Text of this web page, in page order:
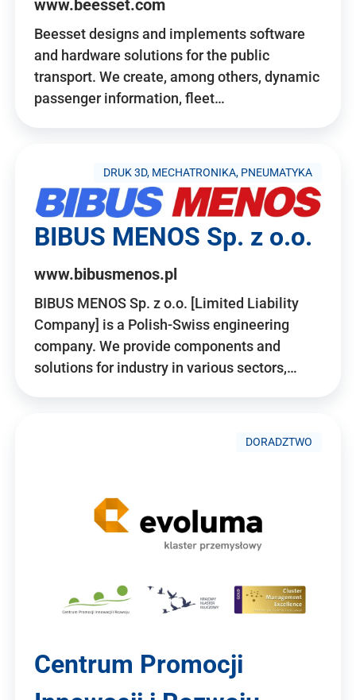
www.beesset.com
Beesset designs and implements software
and hardware solutions for the public
transport. We create, among others, dynamic
passenger information, fleet…
DRUK 3D, MECHATRONIKA, PNEUMATYKA
BIBUS MENOS Sp. z o.o.
www.bibusmenos.pl
BIBUS MENOS Sp. z o.o. [Limited Liability
Company] is a Polish-Swiss engineering
company. We provide components and
solutions for industry in various sectors,…
DORADZTWO
Centrum Promocji